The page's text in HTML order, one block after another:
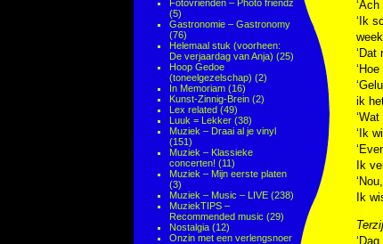
Fotovrienden – Photo friendz
(5)
Gastronomie – Gastronomy
(76)
Helemaal stuk (voorheen:
De verjaardag van Anja) (25)
Hoop Gedoe
(toneelgezelschap) (2)
In Memoriam (16)
Kunst-Zinnig-Brein (2)
Lex related (49)
Luuk = Lekker (38)
Muziek – Draai al je vinyl
(151)
Muziek – Klassieke
concerten! (11)
Muziek – Mijn eerste platen
(3)
Muziek – Music – LIVE (238)
MuziekTIPS –
Recommended music (29)
Nostalgia (12)
Onzin met een verlengsnoer
‘Ach
‘Ik
‘Dat
ik
‘Ik
Ik
Ik